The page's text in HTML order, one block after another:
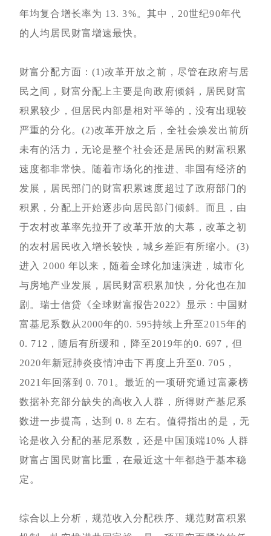
年均复合增长率为 13. 3%。其中，20世纪90年代
的人均居民财富增速最快。
财富分配方面：(1)改革开放之前，尽管在政府与居
民之间，财富分配上主要是向政府倾斜，居民财富
积累较少，但居民内部是相对平等的，没有出现较
严重的分化。(2)改革开放之后，全社会焕发出前所
未有的活力，无论是整个社会还是居民的财富积累
速度都非常快。随着市场化的推进、非国有经济的
发展，居民部门的财富积累速度超过了政府部门的
积累，分配上开始逐步向居民部门倾斜。而且，由
于农村改革率先拉开了改革开放的大幕，改革之初
的农村居民收入增长较快，城乡差距有所缩小。(3)
进入 2000 年以来，随着全球化加速演进，城市化
与房地产业发展，居民财富积累加快，分化也在加
剧。瑞士信贷《全球财富报告2022》显示：中国财
富基尼系数从2000年的0. 595持续上升至2015年的
0. 712，随后有所缓和，降至2019年的0. 697，但
2020年新冠肺炎疫情冲击下再度上升至0. 705，
2021年回落到 0. 701。最近的一项研究通过富豪榜
数据补充部分缺失的高收入人群，所得财产基尼系
数进一步提高，达到 0. 8 左右。值得指出的是，无
论是收入分配的基尼系数，还是中国顶端10% 人群
财富占国民财富比重，在最近这十年都趋于基本稳
定。
综合以上分析，规范收入分配秩序、规范财富积累